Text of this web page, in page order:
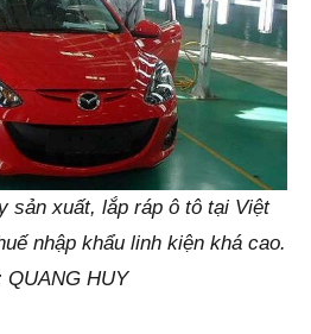
sản xuất, lắp ráp ô tô tại Việt
nhập khẩu linh kiện khá cao.
QUANG HUY